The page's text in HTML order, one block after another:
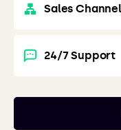
Sales
24/7 Support